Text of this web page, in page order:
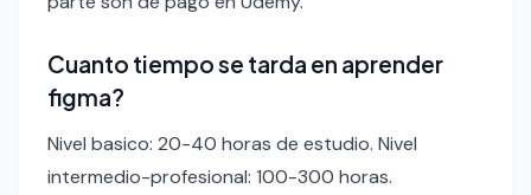
Cuanto tiempo se tarda en aprender
figma?
Nivel basico: 20-40 horas de estudio. Nivel
intermedio-profesional: 100-300 horas.